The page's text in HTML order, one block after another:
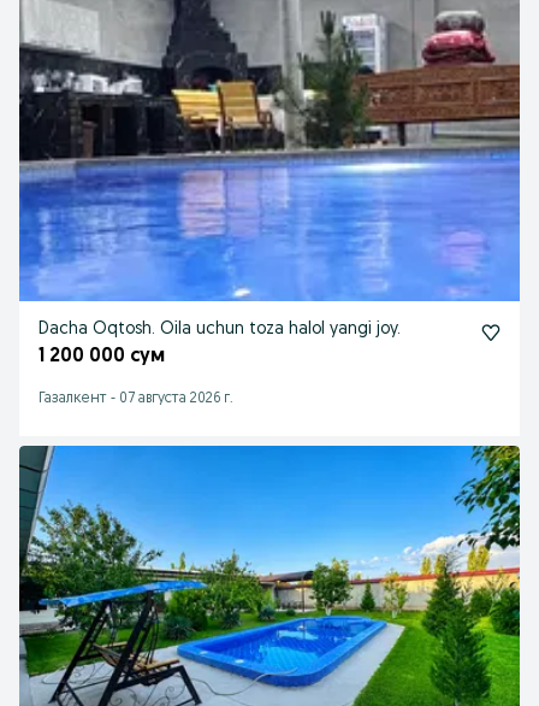
Dacha Oqtosh. Oila uchun toza halol yangi joy.
1 200 000 сум
Газалкент - 07 августа 2026 г.